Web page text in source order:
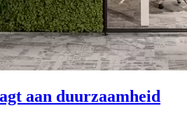
aan duurzaamheid